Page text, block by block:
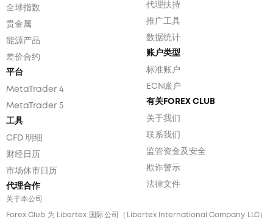
全球指数
贵金属
能源产品
差价合约
平台
MetaTrader 4
MetaTrader 5
工具
CFD 明细
财经日历
市场休市日历
代理合作
代理扶持
推广工具
数据统计
账户类型
标准账户
ECN账户
有关FOREX CLUB
关于我们
联系我们
监管资金及安全
欺诈警示
法律文件
关于本公司
Forex Club 为 Libertex 国际公司（Libertex International Company LLC）